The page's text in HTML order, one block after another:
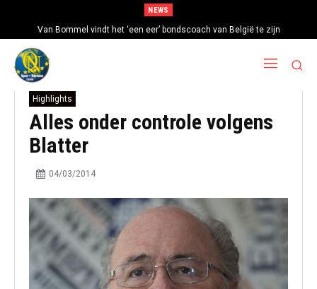
NEWS
Van Bommel vindt het ‘een eer’ bondscoach van België te zijn
Highlights
Alles onder controle volgens
Blatter
04/03/2014